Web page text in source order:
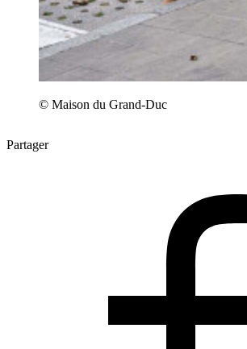
© Maison du Grand-Duc
Partager